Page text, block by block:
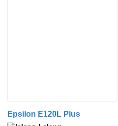
Epsilon E120L Plus